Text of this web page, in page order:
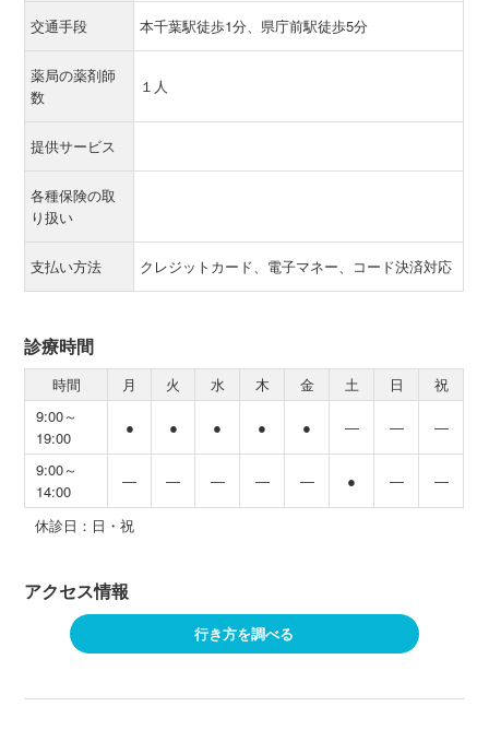
交通手段 本千葉駅徒歩1分、県庁前駅徒歩5分
薬局の薬剤師
数
１人
提供サービス
各種保険の取
り扱い
支払い方法 クレジットカード、電子マネー、コード決済対応
診療時間
時間 月 火 水 木 金 土 日
祝
9:00～
19:00
● ● ● ● ● ― ― ―
9:00～
14:00
― ― ― ― ― ● ― ―
休診日：日・祝
アクセス情報
行き方を調べる